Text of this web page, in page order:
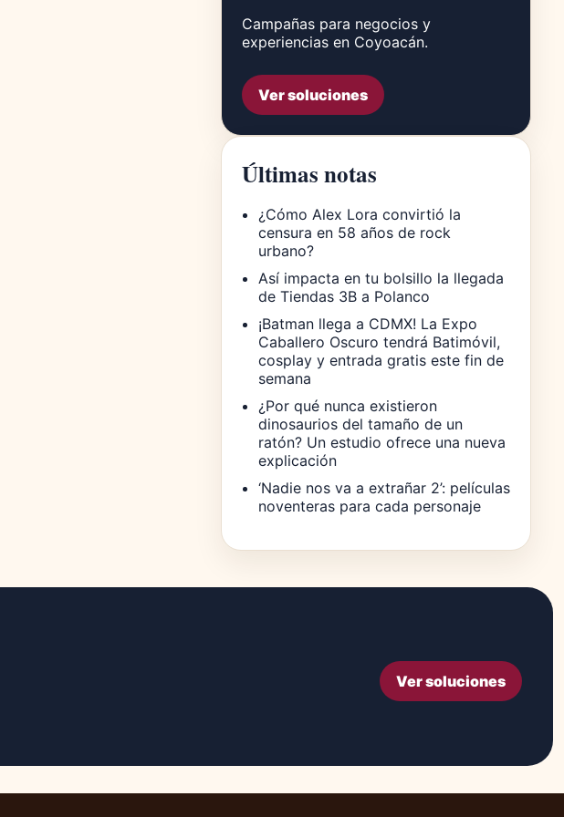
Campañas para negocios y
experiencias en Coyoacán.
Ver soluciones
Últimas notas
¿Cómo Alex Lora convirtió la
censura en 58 años de rock
urbano?
Así impacta en tu bolsillo la llegada
de Tiendas 3B a Polanco
¡Batman llega a CDMX! La Expo
Caballero Oscuro tendrá Batimóvil,
cosplay y entrada gratis este fin de
semana
¿Por qué nunca existieron
dinosaurios del tamaño de un
ratón? Un estudio ofrece una nueva
explicación
‘Nadie nos va a extrañar 2’: películas
noventeras para cada personaje
Ver soluciones